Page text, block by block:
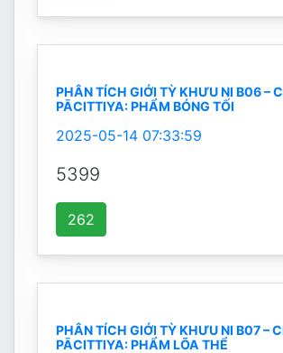
PHÂN TÍCH GIỚI TỲ KHƯU NI B06 –
PĀCITTIYA: PHẨM BÓNG TỐI
2025-05-14 07:33:59
5399
262
PHÂN TÍCH GIỚI TỲ KHƯU NI B07 –
PĀCITTIYA: PHẨM LÕA THỂ